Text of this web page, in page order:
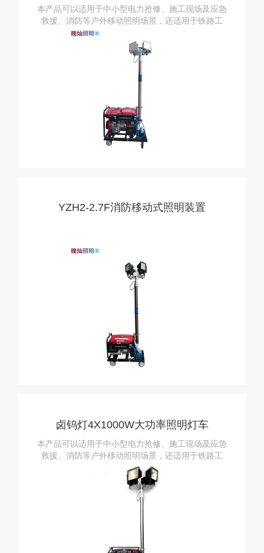
本产品可以适用于中小型电力抢修、施工现场及应急
救援、消防等户外移动照明场景，还适用于铁路工
务、供电抢修等应急照明场景。
YZH2-2.7F消防移动式照明装置
卤钨灯4X1000W大功率照明灯车
SFW6110B
本产品可以适用于中小型电力抢修、施工现场及应急
救援、消防等户外移动照明场景，还适用于铁路工
务、供电抢修等应急照明场景。